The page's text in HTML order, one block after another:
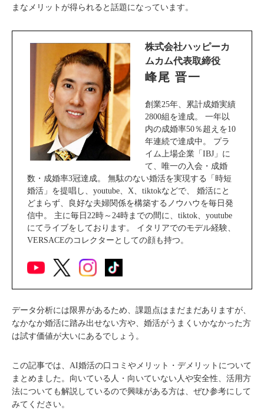
まなメリットが得られると話題になっています。
株式会社ハッピーカ
ムカム代表取締役
峰尾 晋一
創業25年、累計成婚実績
2800組を達成。 一年以
内の成婚率50％超えを10
年連続で達成中。 プラ
イム上場企業「IBJ」に
て、唯一の入会・成婚
数・成婚率3冠達成。 無駄のない婚活を実現する「時短
婚活」を提唱し、youtube、X、tiktokなどで、 婚活にと
どまらず、良好な夫婦関係を構築するノウハウを毎日発
信中。 主に毎日22時～24時までの間に、tiktok、youtube
にてライブをしております。 イタリアでのモデル経験、
VERSACEのコレクターとしての顔も持つ。
データ分析には限界があるため、課題点はまだまだありますが、
なかなか婚活に踏み出せない方や、婚活がうまくいかなかった方
は試す価値が大いにあるでしょう。
この記事では、AI婚活の口コミやメリット・デメリットについて
まとめました。向いている人・向いていない人や安全性、活用方
法についても解説しているので興味がある方は、ぜひ参考にして
みてください。